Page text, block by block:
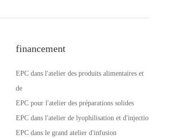
financement
EPC dans l'atelier des produits alimentaires et
de
EPC pour l'atelier des préparations solides
EPC dans l'atelier de lyophilisation et d'injectio
EPC dans le grand atelier d'infusion